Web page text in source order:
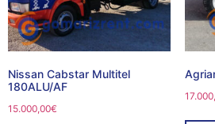
Nissan Cabstar Multitel
180ALU/AF
15.000,00€